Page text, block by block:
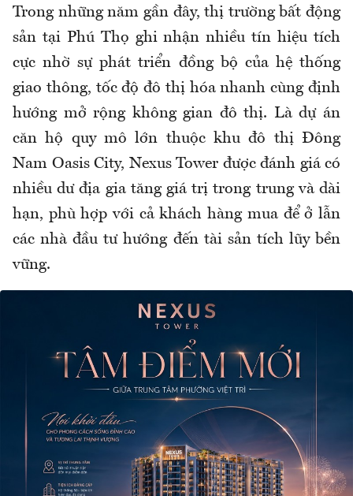
Trong những năm gần đây, thị trường bất động
sản tại Phú Thọ ghi nhận nhiều tín hiệu tích
cực nhờ sự phát triển đồng bộ của hệ thống
giao thông, tốc độ đô thị hóa nhanh cùng định
hướng mở rộng không gian đô thị. Là dự án
căn hộ quy mô lớn thuộc khu đô thị Đông
Nam Oasis City, Nexus Tower được đánh giá có
nhiều dư địa gia tăng giá trị trong trung và dài
hạn, phù hợp với cả khách hàng mua để ở lẫn
các nhà đầu tư hướng đến tài sản tích lũy bền
vững.